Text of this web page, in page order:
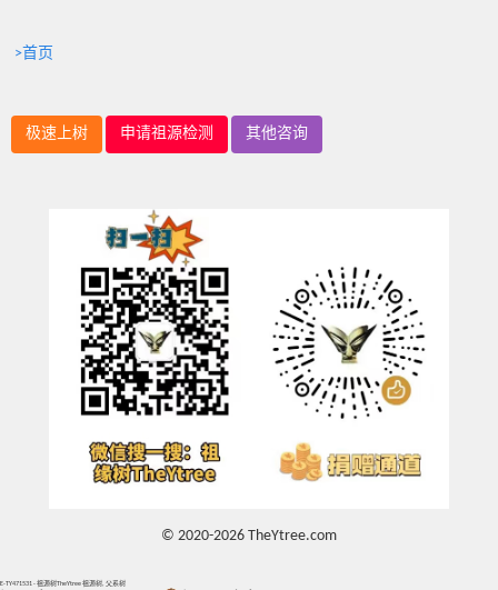
>首页
极速上树 申请祖源检测 其他咨询
© 2020-2026 TheYtree.com
E-TY471531 - 祖源树TheYtree 祖源树, 父系树